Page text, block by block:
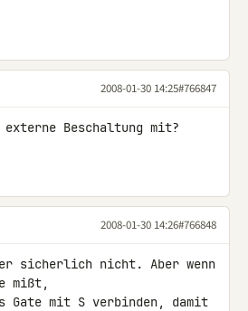
2008-01-30 14:25#766847
Beschaltung mit?
2008-01-30 14:26#766848
sicherlich nicht. Aber wenn
mißt,
Gate mit S verbinden, damit